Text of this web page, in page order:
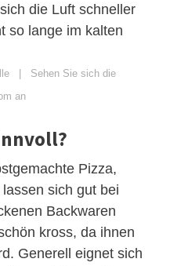
die Luft schneller
so lange im kalten
| Sehen Sie sich die
an
Pizza,
sich gut bei
Backwaren
kross, da ihnen
Generell eignet sich